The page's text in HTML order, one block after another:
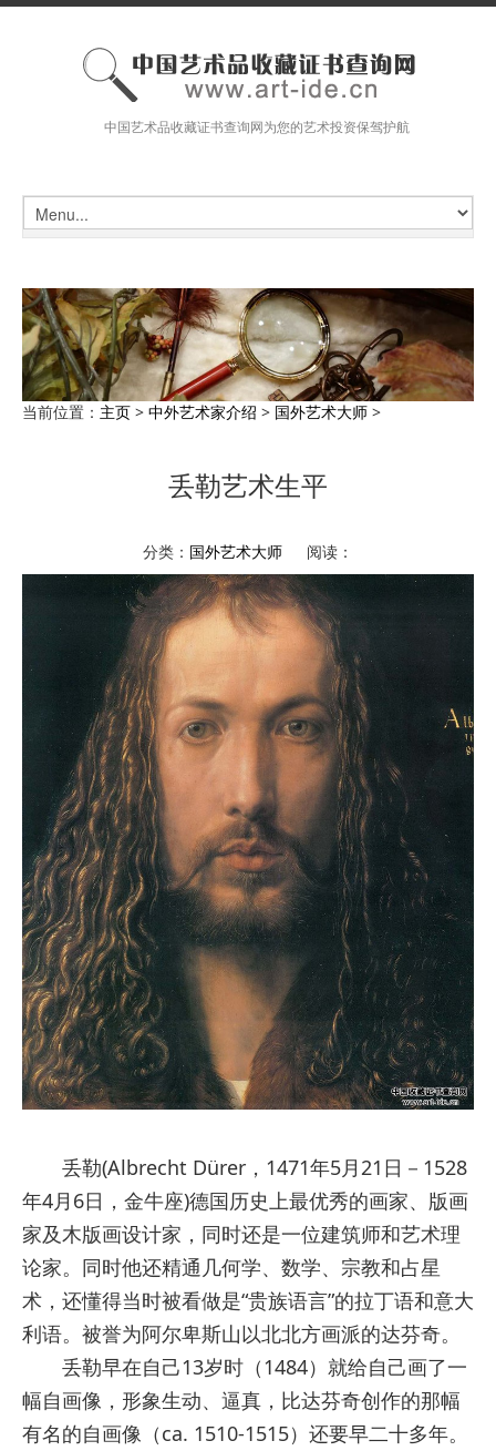
中国艺术品收藏证书查询网为您的艺术投资保驾护航
当前位置： 主页 > 中外艺术家介绍 > 国外艺术大师 >
丢勒艺术生平
分类： 国外艺术大师 阅读：
丢勒(Albrecht Dürer，1471年5月21日－1528
年4月6日，金牛座)德国历史上最优秀的画家、版画
家及木版画设计家，同时还是一位建筑师和艺术理
论家。同时他还精通几何学、数学、宗教和占星
术，还懂得当时被看做是“贵族语言”的拉丁语和意大
利语。被誉为阿尔卑斯山以北北方画派的达芬奇。
丢勒早在自己13岁时（1484）就给自己画了一
幅自画像，形象生动、逼真，比达芬奇创作的那幅
有名的自画像（ca. 1510-1515）还要早二十多年。